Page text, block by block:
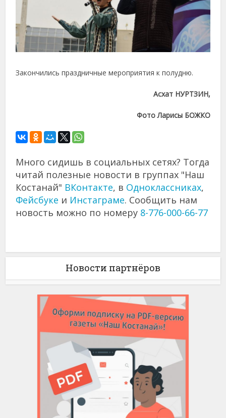
Закончились праздничные мероприятия к полудню.
Асхат НУРТЗИН,
Фото Ларисы БОЖКО
Много сидишь в социальных сетях? Тогда
читай полезные новости в группах "Наш
Костанай" ВКонтакте, в Одноклассниках,
Фейсбуке и Инстаграме. Сообщить нам
новость можно по номеру 8-776-000-66-77
Новости партнёров